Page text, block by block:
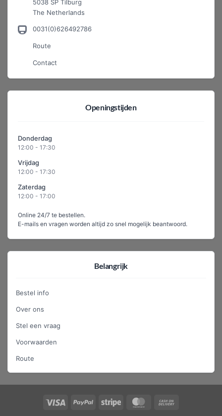
5038 SP Tilburg
The Netherlands
0031(0)626492786
Route
Contact
Openingstijden
Donderdag
12:00 - 17:30
Vrijdag
12:00 - 17:30
Zaterdag
12:00 - 17:00
Online 24/7 te bestellen.
E-mails en vragen worden altijd zo snel mogelijk beantwoord.
Belangrijk
Bestel info
Over ons
Stel een vraag
Voorwaarden
Route
Visa PayPal Stripe MasterCard